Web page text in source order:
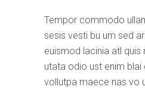
Tempor commodo
sesis vesti bu um sed
euismod lacinia atl quis
utata odio ust enim blai
vollutpa maece nas vo